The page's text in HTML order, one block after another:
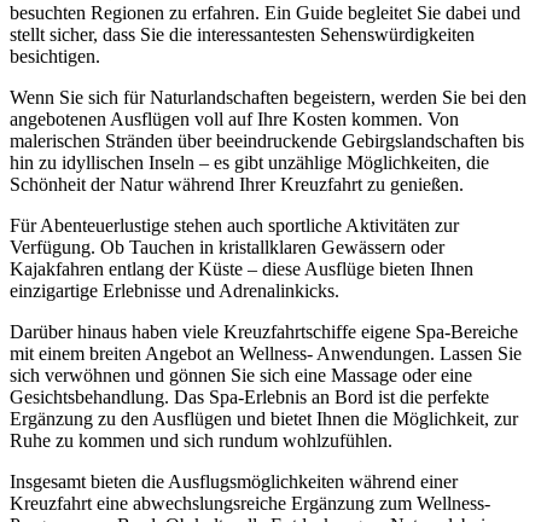
besuchten Regionen zu erfahren. Ein Guide begleitet Sie dabei und
stellt sicher, dass Sie die interessantesten Sehenswürdigkeiten
besichtigen.
Wenn Sie sich für Naturlandschaften begeistern, werden Sie bei den
angebotenen Ausflügen voll auf Ihre Kosten kommen. Von
malerischen Stränden über beeindruckende Gebirgslandschaften bis
hin zu idyllischen Inseln – es gibt unzählige Möglichkeiten, die
Schönheit der Natur während Ihrer Kreuzfahrt zu genießen.
Für Abenteuerlustige stehen auch sportliche Aktivitäten zur
Verfügung. Ob Tauchen in kristallklaren Gewässern oder
Kajakfahren entlang der Küste – diese Ausflüge bieten Ihnen
einzigartige Erlebnisse und Adrenalinkicks.
Darüber hinaus haben viele Kreuzfahrtschiffe eigene Spa-Bereiche
mit einem breiten Angebot an Wellness- Anwendungen. Lassen Sie
sich verwöhnen und gönnen Sie sich eine Massage oder eine
Gesichtsbehandlung. Das Spa-Erlebnis an Bord ist die perfekte
Ergänzung zu den Ausflügen und bietet Ihnen die Möglichkeit, zur
Ruhe zu kommen und sich rundum wohlzufühlen.
Insgesamt bieten die Ausflugsmöglichkeiten während einer
Kreuzfahrt eine abwechslungsreiche Ergänzung zum Wellness-